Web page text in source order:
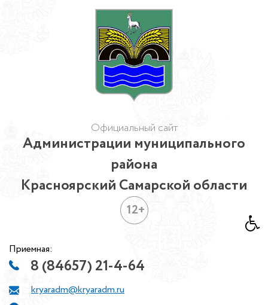
Официальный сайт
Администрации муниципального
района
Красноярский Самарской области
12+
Приемная:
8 (84657) 21-4-64
kryaradm@kryaradm.ru